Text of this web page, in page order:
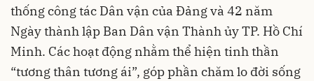
thống công tác Dân vận của Đảng và 42 năm
Ngày thành lập Ban Dân vận Thành ủy TP. Hồ Chí
Minh. Các hoạt động nhằm thể hiện tinh thần
“tương thân tương ái”, góp phần chăm lo đời sống